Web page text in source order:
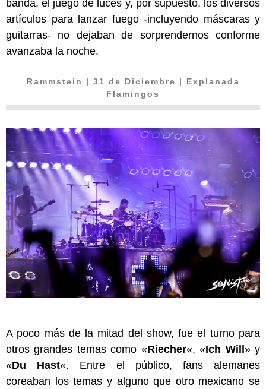
banda, el juego de luces y, por supuesto, los diversos
artículos para lanzar fuego -incluyendo máscaras y
guitarras- no dejaban de sorprendernos conforme
avanzaba la noche.
Rammstein | 31 de Diciembre | Explanada
Flamingos
A poco más de la mitad del show, fue el turno para
otros grandes temas como «Riecher«, «Ich Will » y
«Du Hast«. Entre el público, fans alemanes
coreaban los temas y alguno que otro mexicano se